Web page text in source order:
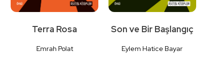
Terra Rosa
Emrah Polat
Son ve Bir Başlangıç
Eylem Hatice Bayar